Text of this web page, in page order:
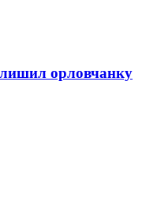
орловчанку